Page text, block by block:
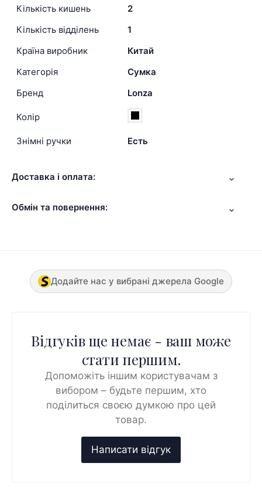
Кількість кишень
2
Кількість відділень
1
Країна виробник
Китай
Категорія
Сумка
Бренд
Lonza
Колір
Знімні ручки Есть
Доставка і оплата:
Обмін та повернення:
Додайте нас у вибрані джерела Google
Відгуків ще немає - ваш може
стати першим.
Допоможіть іншим користувачам з
вибором – будьте першим, хто
поділиться своєю думкою про цей
товар.